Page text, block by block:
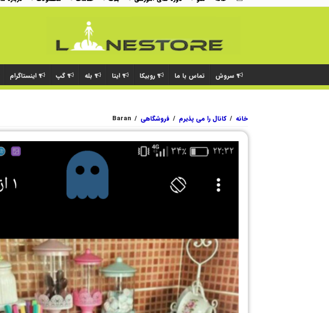
سروش تماس با ما روبیکا ایتا بله گپ اینستاگرام
خانه / کانال را می پذیرم / فروشگاهی /
Baran